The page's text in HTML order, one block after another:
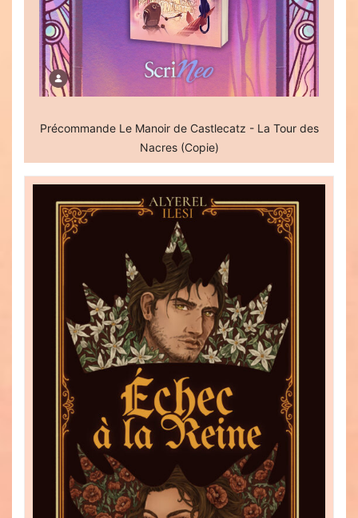
Précommande Le Manoir de Castlecatz - La Tour des
Nacres (Copie)